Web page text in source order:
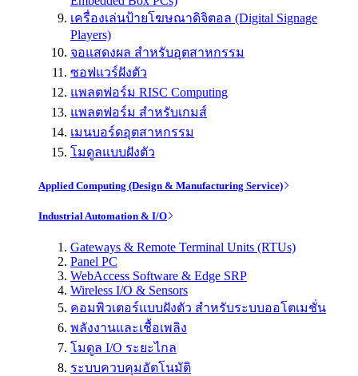
เครื่องเล่นป้ายโฆษณาดิจิตอล (Digital Signage
Players)
จอแสดงผล สำหรับอุตสาหกรรม
ซอฟแวร์ฝังตัว
แพลตฟอร์ม RISC Computing
แพลตฟอร์ม สำหรับเกมส์
เมนบอร์ดอุตสาหกรรม
โมดูลแบบฝังตัว
Applied Computing (Design & Manufacturing Service)
Industrial Automation & I/O
Gateways & Remote Terminal Units (RTUs)
Panel PC
WebAccess Software & Edge SRP
Wireless I/O & Sensors
คอมพิวเตอร์แบบฝังตัว สำหรับระบบออโตเมชั่น
พลังงานและเชื้อเพลิง
โมดูล I/O ระยะไกล
ระบบควบคุมอัตโนมัติ